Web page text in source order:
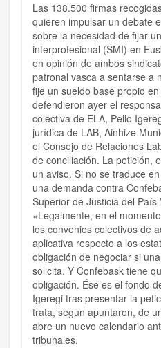
Las 138.500 firmas
quieren impulsar un debate
sobre la necesidad de fijar
interprofesional (SMI) en
en opinión de ambos
patronal vasca a sentarse a
fije un sueldo base propio
defendieron ayer el
colectiva de ELA, Pello
jurídica de LAB, Ainhize
el Consejo de Relaciones
de conciliación. La petición,
un aviso. Si no se traduce
una demanda contra
Superior de Justicia del País
«Legalmente, en el
los convenios colectivos de
aplicativa respecto a los
obligación de negociar si
solicita. Y Confebask tiene
obligación. Ése es el fondo
Igeregi tras presentar la
trata, según apuntaron, de
abre un nuevo calendario
tribunales.